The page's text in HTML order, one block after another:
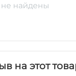
найдены
на этот